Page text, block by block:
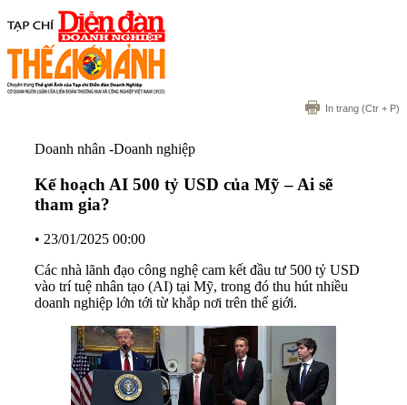
In trang (Ctr + P)
Doanh nhân -Doanh nghiệp
Kế hoạch AI 500 tỷ USD của Mỹ – Ai sẽ
tham gia?
• 23/01/2025 00:00
Các nhà lãnh đạo công nghệ cam kết đầu tư 500 tỷ USD
vào trí tuệ nhân tạo (AI) tại Mỹ, trong đó thu hút nhiều
doanh nghiệp lớn tới từ khắp nơi trên thế giới.